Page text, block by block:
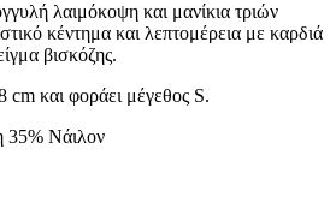
λαιμόκοψη και μανίκια τριών
κέντημα και λεπτομέρεια με καρδιά
βισκόζης.
cm και φοράει μέγεθος S.
35% Νάιλον